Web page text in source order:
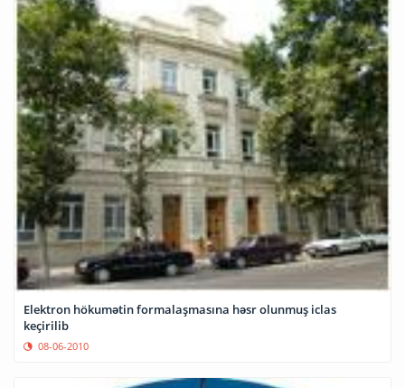
Elektron hökumətin formalaşmasına həsr olunmuş iclas
keçirilib
08-06-2010